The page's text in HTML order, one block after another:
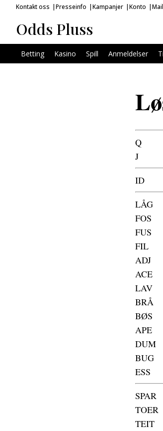
Kontakt oss Presseinfo Kampanjer Konto
Odds Pluss
Betting Kasino Spill Anmeldelser
Q
J
ID
LÅG
FOS
FUS
FIL
ADJ
ACE
LAV
BRÅ
BØS
APE
DUM
BUG
ESS
SPAR
TOER
TEIT